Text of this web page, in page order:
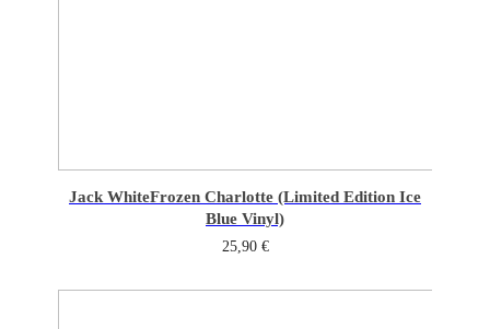
Jack WhiteFrozen Charlotte (Limited Edition Ice
Blue Vinyl)
25,90 €